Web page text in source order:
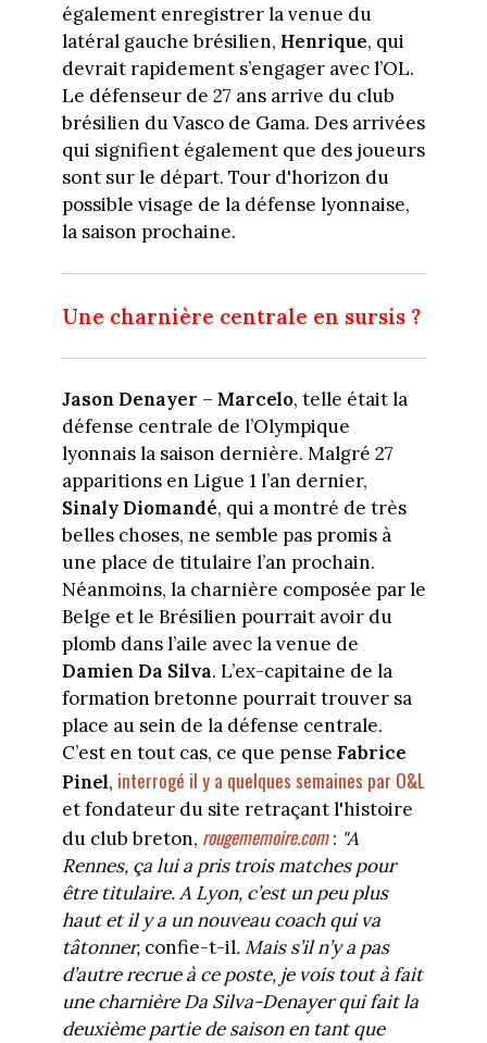
également enregistrer la venue du
latéral gauche brésilien, Henrique, qui
devrait rapidement s’engager avec l’OL.
Le défenseur de 27 ans arrive du club
brésilien du Vasco de Gama. Des arrivées
qui signifient également que des joueurs
sont sur le départ. Tour d'horizon du
possible visage de la défense lyonnaise,
la saison prochaine.
Une charnière centrale en sursis ?
Jason Denayer – Marcelo, telle était la
défense centrale de l’Olympique
lyonnais la saison dernière. Malgré 27
apparitions en Ligue 1 l’an dernier,
Sinaly Diomandé, qui a montré de très
belles choses, ne semble pas promis à
une place de titulaire l’an prochain.
Néanmoins, la charnière composée par le
Belge et le Brésilien pourrait avoir du
plomb dans l’aile avec la venue de
Damien Da Silva. L’ex-capitaine de la
formation bretonne pourrait trouver sa
place au sein de la défense centrale.
C’est en tout cas, ce que pense Fabrice
Pinel, interrogé il y a quelques semaines par O&L
et fondateur du site retraçant l'histoire
du club breton, rougememoire.com: "A
Rennes, ça lui a pris trois matches pour
être titulaire. A Lyon, c’est un peu plus
haut et il y a un nouveau coach qui va
tâtonner, confie-t-il. Mais s’il n’y a pas
d’autre recrue à ce poste, je vois tout à fait
une charnière Da Silva-Denayer qui fait la
deuxième partie de saison en tant que